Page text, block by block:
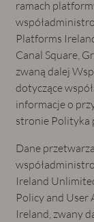
ramach
Platforms
Canal Square,
zwaną dalej
dotyczące
informacje o
stronie Polityka
Dane
Ireland
Policy and User
Ireland, zwany